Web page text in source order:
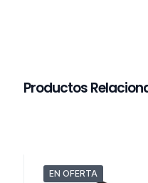
Productos
EN OFERTA